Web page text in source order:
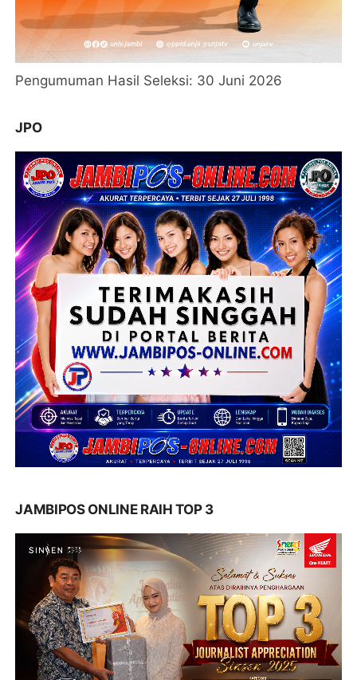
Pengumuman Hasil Seleksi: 30 Juni 2026
JPO
JAMBIPOS ONLINE RAIH TOP 3